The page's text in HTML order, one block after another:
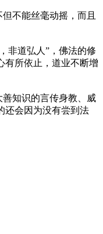
不能丝毫动摇，而且
非道弘人”，佛法的修
有所依止，道业不断增
知识的言传身教、威
还会因为没有尝到法